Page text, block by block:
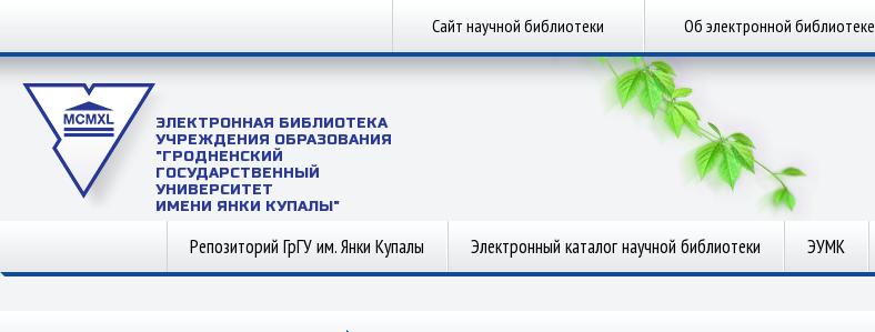
Сайт научной библиотеки Об электронной библиотеке
ЭЛЕКТРОННАЯ БИБЛИОТЕКА
УЧРЕЖДЕНИЯ ОБРАЗОВАНИЯ
"ГРОДНЕНСКИЙ
ГОСУДАРСТВЕННЫЙ
УНИВЕРСИТЕТ
ИМЕНИ ЯНКИ КУПАЛЫ"
Репозиторий ГрГУ им. Янки Купалы Электронный каталог научной библиотеки ЭУМК